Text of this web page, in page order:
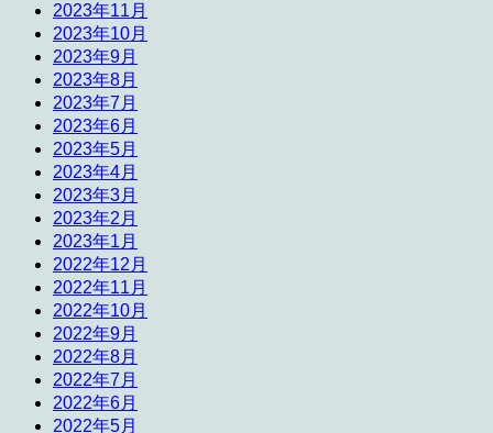
2023年11月
2023年10月
2023年9月
2023年8月
2023年7月
2023年6月
2023年5月
2023年4月
2023年3月
2023年2月
2023年1月
2022年12月
2022年11月
2022年10月
2022年9月
2022年8月
2022年7月
2022年6月
2022年5月